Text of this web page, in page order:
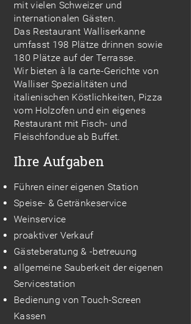
mit vielen Schweizer und
internationalen Gästen.
Das Restaurant Walliserkanne
umfasst 198 Plätze drinnen sowie
180 Plätze auf der Terrasse.
Wir bieten à la carte-Gerichte von
Walliser Spezialitäten und
italienischen Köstlichkeiten, Pizza
vom Holzofen und ein eigenes
Restaurant mit Fisch- und
Fleischfondue ab Buffet.
Ihre Aufgaben
Führen einer eigenen Station
Speise- & Getränkeservice
Weinservice
proaktiver Verkauf
Gästeberatung & -betreuung
allgemeine Sauberkeit der eigenen
Servicestation
Bedienung von Touch-Screen
Kassen